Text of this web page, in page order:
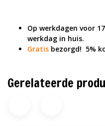
Op werkdagen voor
werkdag in huis.
Gratis bezorgd! 5%
Gerelateerde